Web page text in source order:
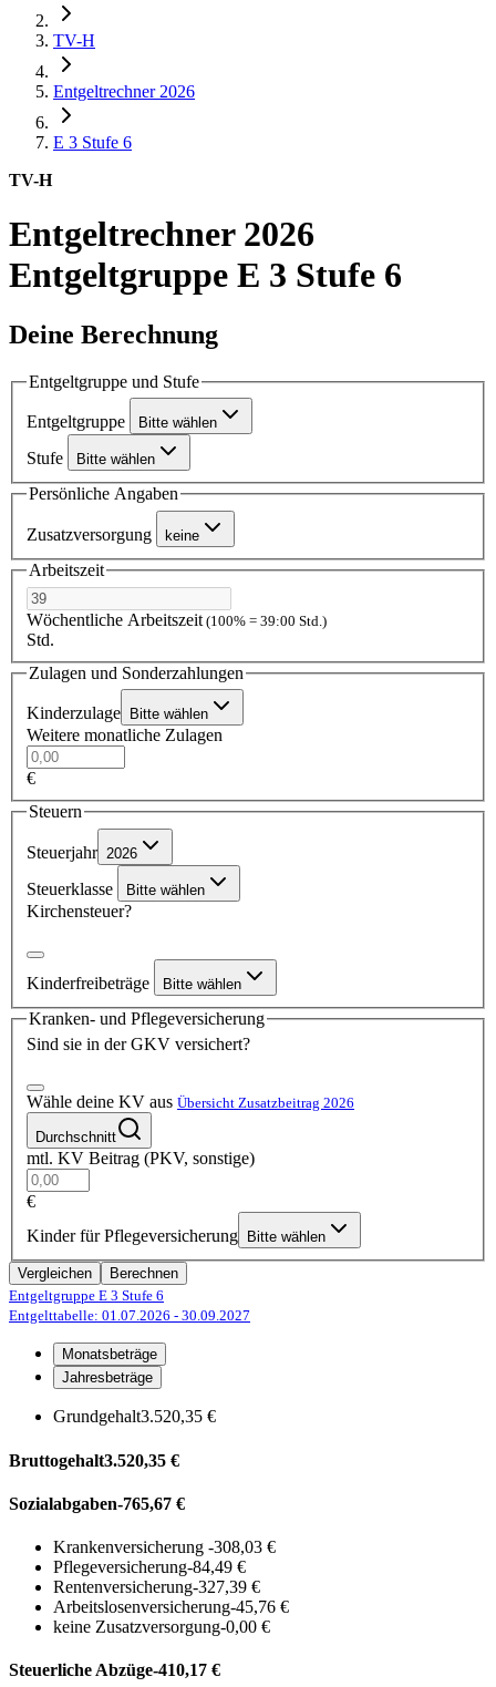
TV-H
Entgeltrechner 2026
E 3 Stufe 6
TV-H
Entgeltrechner 2026
Entgeltgruppe E 3 Stufe 6
Deine Berechnung
Entgeltgruppe und Stufe
Entgeltgruppe Bitte wählen
Stufe Bitte wählen
Persönliche Angaben
Zusatzversorgung keine
Arbeitszeit
Wöchentliche Arbeitszeit (100% = 39:00 Std.)
Std.
Zulagen und Sonderzahlungen
Kinderzulage Bitte wählen
Weitere monatliche Zulagen
€
Steuern
Steuerjahr 2026
Steuerklasse Bitte wählen
Kirchensteuer?
Kinderfreibeträge Bitte wählen
Kranken- und Pflegeversicherung
Sind sie in der GKV versichert?
Wähle deine KV aus Übersicht Zusatzbeitrag 2026
Durchschnitt
mtl. KV Beitrag (PKV, sonstige)
€
Kinder für Pflegeversicherung
Bitte wählen
Vergleichen
Berechnen
Entgeltgruppe E 3 Stufe 6
Entgelttabelle: 01.07.2026 - 30.09.2027
Monatsbeträge
Jahresbeträge
Grundgehalt3.520,35 €
Bruttogehalt3.520,35 €
Sozialabgaben-765,67 €
Krankenversicherung -308,03 €
Pflegeversicherung-84,49 €
Rentenversicherung-327,39 €
Arbeitslosenversicherung-45,76 €
keine Zusatzversorgung-0,00 €
Steuerliche Abzüge-410,17 €